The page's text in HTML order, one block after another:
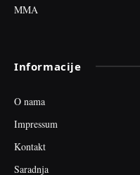
MMA
Informacije
O nama
Impressum
Kontakt
Saradnja